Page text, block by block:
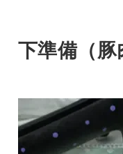
下準備（豚